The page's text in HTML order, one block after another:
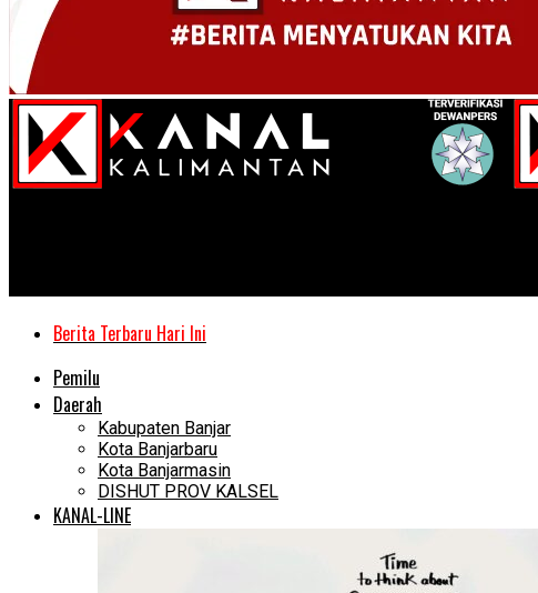
Berita Terbaru Hari Ini
Pemilu
Daerah
Kabupaten Banjar
Kota Banjarbaru
Kota Banjarmasin
DISHUT PROV KALSEL
KANAL-LINE